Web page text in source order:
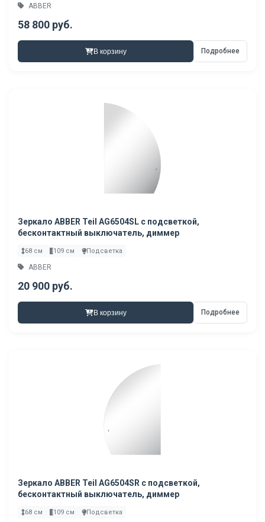
ABBER
58 800 руб.
В корзину Подробнее
Зеркало ABBER Teil AG6504SL с подсветкой,
бесконтактный выключатель, диммер
68 см 109 см Подсветка
ABBER
20 900 руб.
В корзину Подробнее
Зеркало ABBER Teil AG6504SR с подсветкой,
бесконтактный выключатель, диммер
68 см 109 см Подсветка